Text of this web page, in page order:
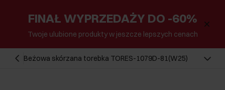
FINAŁ WYPRZEDAŻY DO -60%
Twoje ulubione produkty w jeszcze lepszych cenach
Beżowa skórzana torebka TORES-1079D-81(W25)